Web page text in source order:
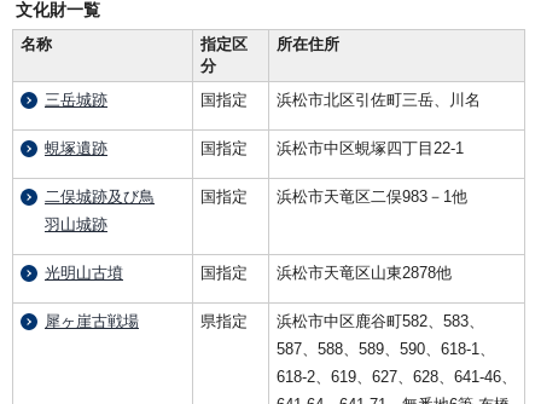
文化財一覧
名称
指定区
分
所在住所
三岳城跡 国指定 浜松市北区引佐町三岳、川名
蜆塚遺跡 国指定 浜松市中区蜆塚四丁目22-1
二俣城跡及び鳥
羽山城跡
国指定 浜松市天竜区二俣983－1他
光明山古墳 国指定 浜松市天竜区山東2878他
犀ヶ崖古戦場 県指定
浜松市中区鹿谷町582、583、
587、588、589、590、618-1、
618-2、619、627、628、641-46、